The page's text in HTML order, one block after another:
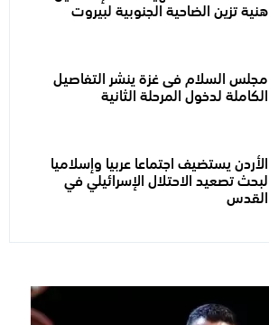
هنية تزين الضاحية الجنوبية لبيروت
مجلس السلام فى غزة ينشر التفاصيل
الكاملة لدخول المرحلة الثانية
الأردن يستضيف اجتماعا عربيا وإسلاميا
لبحث تصعيد الاحتلال الإسرائيلي في
القدس